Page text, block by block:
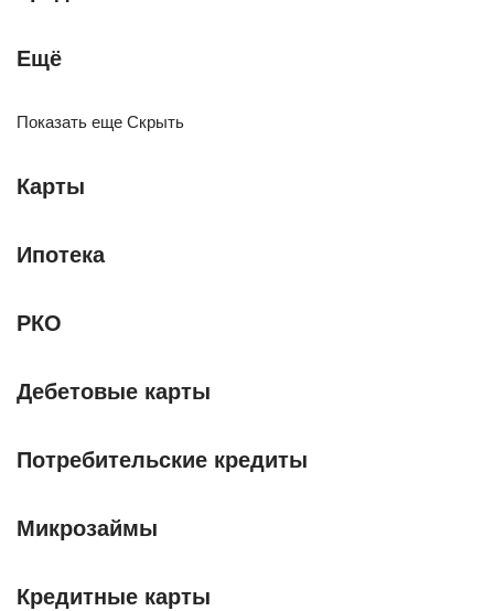
Ещё
Показать еще Скрыть
Карты
Ипотека
РКО
Дебетовые карты
Потребительские кредиты
Микрозаймы
Кредитные карты